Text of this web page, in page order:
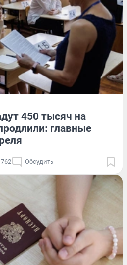
450 тысяч на
главные
762 Обсудить